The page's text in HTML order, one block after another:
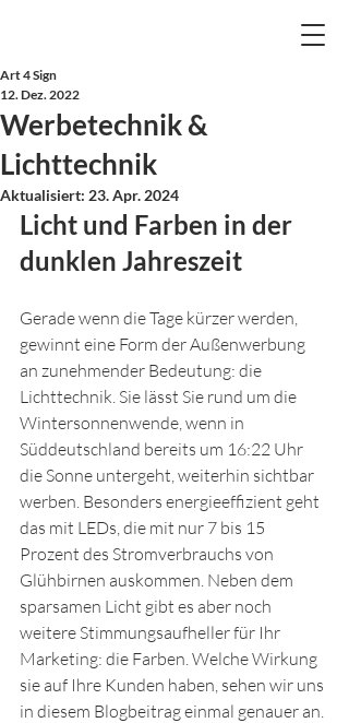
Werbetechnik &
Lichttechnik
Art 4 Sign
12. Dez. 2022
Aktualisiert: 23. Apr. 2024
Licht und Farben in der
dunklen Jahreszeit
Gerade wenn die Tage kürzer werden,
gewinnt eine Form der Außenwerbung
an zunehmender Bedeutung: die
Lichttechnik. Sie lässt Sie rund um die
Wintersonnenwende, wenn in
Süddeutschland bereits um 16:22 Uhr
die Sonne untergeht, weiterhin sichtbar
werben. Besonders energieeffizient geht
das mit LEDs, die mit nur 7 bis 15
Prozent des Stromverbrauchs von
Glühbirnen auskommen. Neben dem
sparsamen Licht gibt es aber noch
weitere Stimmungsaufheller für Ihr
Marketing: die Farben. Welche Wirkung
sie auf Ihre Kunden haben, sehen wir uns
in diesem Blogbeitrag einmal genauer an.